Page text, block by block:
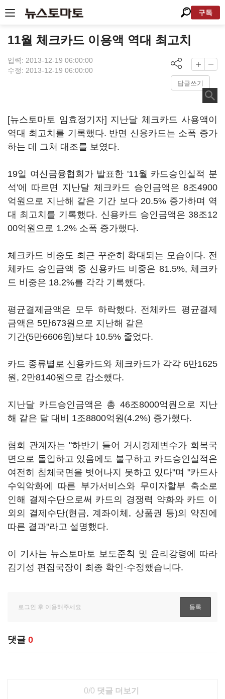
구독
11월 체크카드 이용액 역대 최고치
입력: 2013-12-19 06:00:00
수정: 2013-12-19 06:00:00
답글쓰기
[뉴스토마토 임효정기자] 지난달 체크카드 사용액이
역대 최고치를 기록했다. 반면 신용카드는 소폭 증가
하는 데 그쳐 대조를 보였다.
19일 여신금융협회가 발표한 '11월 카드승인실적 분
석'에 따르면 지난달 체크카드 승인금액은 8조4900
억원으로 지난해 같은 기간 보다 20.5% 증가하며 역
대 최고치를 기록했다. 신용카드 승인금액은 38조12
00억원으로 1.2% 소폭 증가했다.
체크카드 비중도 최근 꾸준히 확대되는 모습이다. 전
체카드 승인금액 중 신용카드 비중은 81.5%, 체크카
드 비중은 18.2%를 각각 기록했다.
평균결제금액은 모두 하락했다. 전체카드 평균결제
금액은 5만673원으로 지난해 같은
기간(5만6606원)보다 10.5% 줄었다.
카드 종류별로 신용카드와 체크카드가 각각 6만1625
원, 2만8140원으로 감소했다.
지난달 카드승인금액은 총 46조8000억원으로 지난
해 같은 달 대비 1조8800억원(4.2%) 증가했다.
협회 관계자는 "하반기 들어 거시경제변수가 회복국
면으로 돌입하고 있음에도 불구하고 카드승인실적은
여전히 침체국면을 벗어나지 못하고 있다"며 "카드사
수익악화에 따른 부가서비스와 무이자할부 축소로
인해 결제수단으로써 카드의 경쟁력 약화와 카드 이
외의 결제수단(현금, 계좌이체, 상품권 등)의 약진에
따른 결과"라고 설명했다.
이 기사는 뉴스토마토 보도준칙 및 윤리강령에 따라
김기성 편집국장이 최종 확인·수정했습니다.
댓글 0
0/0 댓글 더보기